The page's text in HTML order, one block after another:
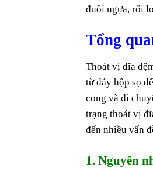
đuôi ngựa, rối
Tổng
Thoát vị đĩa
từ đáy hộp sọ
cong và di
trạng thoát vị
đến nhiều vấn
1. Nguyên